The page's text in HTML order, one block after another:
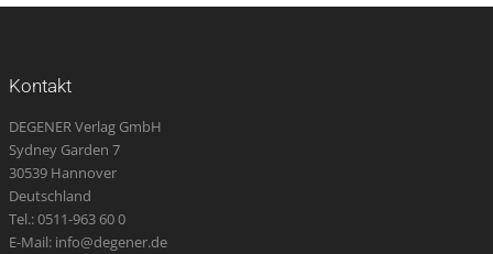
Kontakt
DEGENER Verlag GmbH
Sydney Garden 7
30539 Hannover
Deutschland
Tel.: 0511-963 60 0
E-Mail: info@degener.de